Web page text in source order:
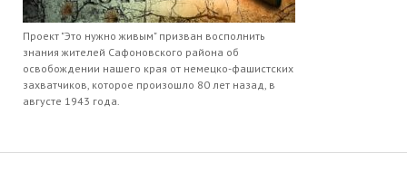
Проект "Это нужно живым" призван восполнить
знания жителей Сафоновского района об
освобождении нашего края от немецко-фашистских
захватчиков, которое произошло 80 лет назад, в
августе 1943 года.